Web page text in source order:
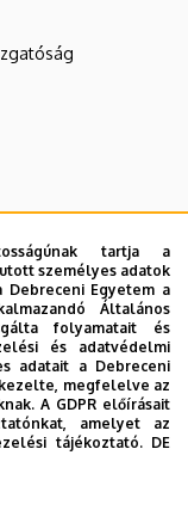
tartja a
személyes adatok
Egyetem a
Általános
folyamatait és
és adatvédelmi
adatait a Debreceni
megfelelve az
A GDPR előírásait
amelyet az
tájékoztató. DE